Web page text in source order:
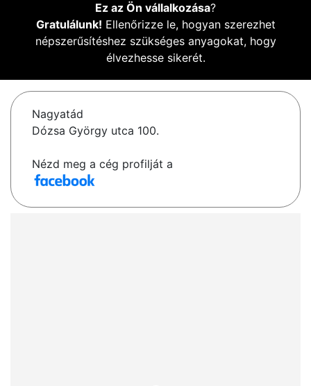
Ez az Ön vállalkozása?
Gratulálunk! Ellenőrizze le, hogyan szerezhet
népszerűsítéshez szükséges anyagokat, hogy
élvezhesse sikerét.
Nagyatád
Dózsa György utca 100.
Nézd meg a cég profilját a